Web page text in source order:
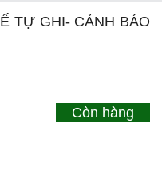
TỰ GHI- CẢNH BÁO
Còn hàng